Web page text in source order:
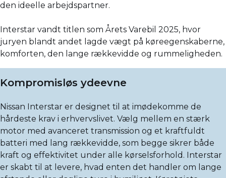
den ideelle arbejdspartner.
Interstar vandt titlen som Årets Varebil 2025, hvor
juryen blandt andet lagde vægt på køreegenskaberne,
komforten, den lange rækkevidde og rummeligheden.
Kompromisløs ydeevne
Nissan Interstar er designet til at imødekomme de
hårdeste krav i erhvervslivet. Vælg mellem en stærk
motor med avanceret transmission og et kraftfuldt
batteri med lang rækkevidde, som begge sikrer både
kraft og effektivitet under alle kørselsforhold. Interstar
er skabt til at levere, hvad enten det handler om lange